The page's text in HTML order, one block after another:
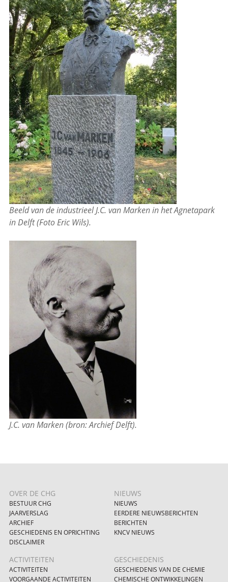
Beeld van de industrieel J.C. van Marken in het Agnetapark
in Delft (Foto Eric Wils).
J.C. van Marken (bron: Archief Delft).
OVER DE CHG
BESTUUR CHG
JAARVERSLAG
ARCHIEF
GESCHIEDENIS EN OPRICHTING
DISCLAIMER
NIEUWS
NIEUWS
EERDERE NIEUWSBERICHTEN
BERICHTEN
KNCV NIEUWS
ACTIVITEITEN
ACTIVITEITEN
VOORGAANDE ACTIVITEITEN
GESCHIEDENIS
GESCHIEDENIS VAN DE CHEMIE
CHEMISCHE ONTWIKKELINGEN